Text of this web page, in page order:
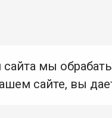
мы
сайте, вы